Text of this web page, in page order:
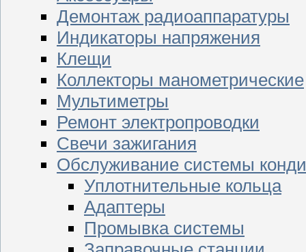
Демонтаж радиоаппаратуры
Индикаторы напряжения
Клещи
Коллекторы манометрические
Мультиметры
Ремонт электропроводки
Свечи зажигания
Обслуживание системы
Уплотнительные кольца
Адаптеры
Промывка системы